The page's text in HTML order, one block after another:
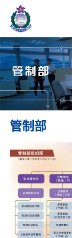
跳至内容
管制部